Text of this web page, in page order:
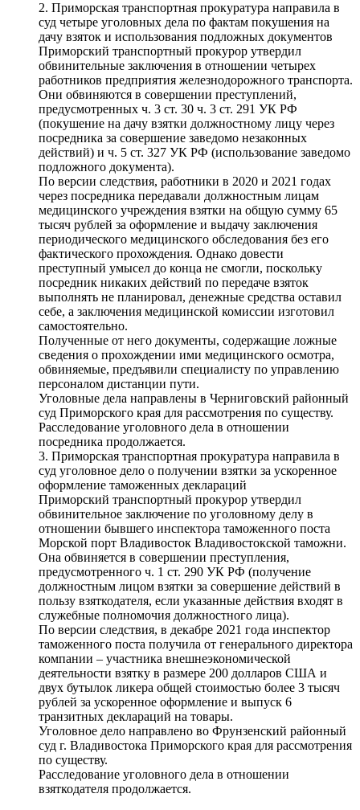
2. Приморская транспортная прокуратура направила в
суд четыре уголовных дела по фактам покушения на
дачу взяток и использования подложных документов
Приморский транспортный прокурор утвердил
обвинительные заключения в отношении четырех
работников предприятия железнодорожного транспорта.
Они обвиняются в совершении преступлений,
предусмотренных ч. 3 ст. 30 ч. 3 ст. 291 УК РФ
(покушение на дачу взятки должностному лицу через
посредника за совершение заведомо незаконных
действий) и ч. 5 ст. 327 УК РФ (использование заведомо
подложного документа).
По версии следствия, работники в 2020 и 2021 годах
через посредника передавали должностным лицам
медицинского учреждения взятки на общую сумму 65
тысяч рублей за оформление и выдачу заключения
периодического медицинского обследования без его
фактического прохождения. Однако довести
преступный умысел до конца не смогли, поскольку
посредник никаких действий по передаче взяток
выполнять не планировал, денежные средства оставил
себе, а заключения медицинской комиссии изготовил
самостоятельно.
Полученные от него документы, содержащие ложные
сведения о прохождении ими медицинского осмотра,
обвиняемые, предъявили специалисту по управлению
персоналом дистанции пути.
Уголовные дела направлены в Черниговский районный
суд Приморского края для рассмотрения по существу.
Расследование уголовного дела в отношении
посредника продолжается.
3. Приморская транспортная прокуратура направила в
суд уголовное дело о получении взятки за ускоренное
оформление таможенных деклараций
Приморский транспортный прокурор утвердил
обвинительное заключение по уголовному делу в
отношении бывшего инспектора таможенного поста
Морской порт Владивосток Владивостокской таможни.
Она обвиняется в совершении преступления,
предусмотренного ч. 1 ст. 290 УК РФ (получение
должностным лицом взятки за совершение действий в
пользу взяткодателя, если указанные действия входят в
служебные полномочия должностного лица).
По версии следствия, в декабре 2021 года инспектор
таможенного поста получила от генерального директора
компании – участника внешнеэкономической
деятельности взятку в размере 200 долларов США и
двух бутылок ликера общей стоимостью более 3 тысяч
рублей за ускоренное оформление и выпуск 6
транзитных деклараций на товары.
Уголовное дело направлено во Фрунзенский районный
суд г. Владивостока Приморского края для рассмотрения
по существу.
Расследование уголовного дела в отношении
взяткодателя продолжается.